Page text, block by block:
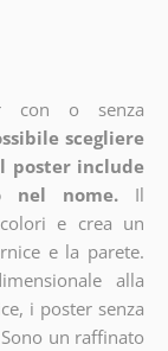
con o senza
scegliere
poster include
nel nome.
Il
e crea un
e la parete.
alla
i poster senza
un raffinato